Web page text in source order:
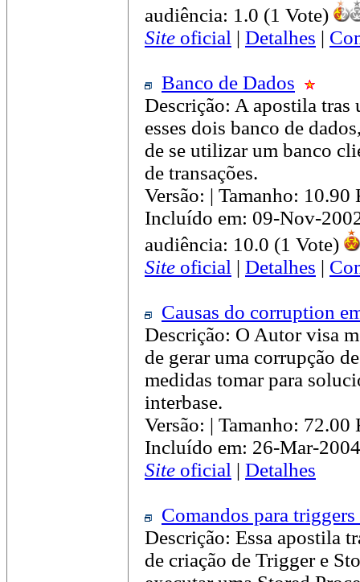
audiência: 1.0 (1 Vote)
Site oficial | Detalhes |
Banco de Dados
Descrição: A apostila tras
esses dois banco de
de se utilizar um banco
de transações.
Versão: | Tamanho: 10.90
Incluído em: 09-Nov-
audiência: 10.0 (1 Vote)
Site oficial | Detalhes |
Causas do corruption
Descrição: O Autor visa
de gerar uma corrupção
medidas tomar para
interbase.
Versão: | Tamanho: 72.00
Incluído em: 26-Mar-
Site oficial | Detalhes
Comandos para
Descrição: Essa apostila
de criação de Trigger e